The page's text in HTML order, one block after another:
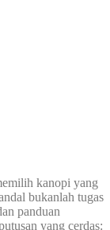
kanopi yang
bukanlah tugas
panduan
yang cerdas: